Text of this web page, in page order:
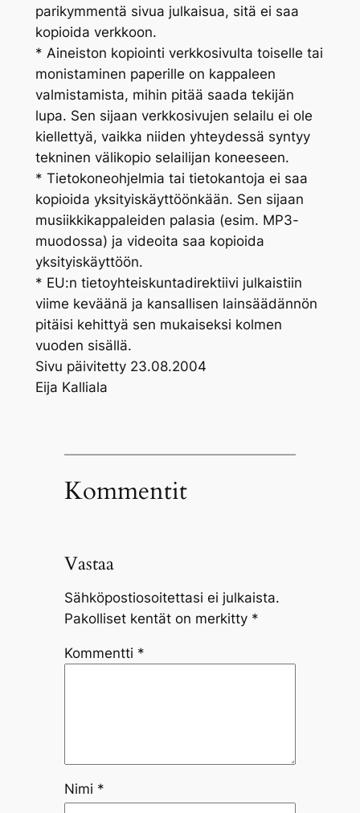
parikymmentä sivua julkaisua, sitä ei saa
kopioida verkkoon.
* Aineiston kopiointi verkkosivulta toiselle tai
monistaminen paperille on kappaleen
valmistamista, mihin pitää saada tekijän
lupa. Sen sijaan verkkosivujen selailu ei ole
kiellettyä, vaikka niiden yhteydessä syntyy
tekninen välikopio selailijan koneeseen.
* Tietokoneohjelmia tai tietokantoja ei saa
kopioida yksityiskäyttöönkään. Sen sijaan
musiikkikappaleiden palasia (esim. MP3-
muodossa) ja videoita saa kopioida
yksityiskäyttöön.
* EU:n tietoyhteiskuntadirektiivi julkaistiin
viime keväänä ja kansallisen lainsäädännön
pitäisi kehittyä sen mukaiseksi kolmen
vuoden sisällä.
Sivu päivitetty 23.08.2004
Eija Kalliala
Kommentit
Vastaa
Sähköpostiosoitettasi ei julkaista.
Pakolliset kentät on merkitty *
Kommentti *
Nimi *